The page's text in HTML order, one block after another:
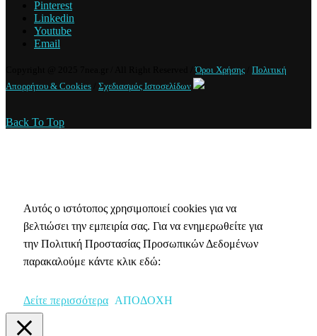
Pinterest
Linkedin
Youtube
Email
Copyright @ 2025 7nea.gr / All Right Reserved /Όροι Χρήσης
Πολιτική
Απορρήτου & Cookies
Σχεδιασμός Ιστοσελίδων
Back To Top
Αυτός ο ιστότοπος χρησιμοποιεί cookies για να
βελτιώσει την εμπειρία σας. Για να ενημερωθείτε για
την Πολιτική Προστασίας Προσωπικών Δεδομένων
παρακαλούμε κάντε κλικ εδώ:
Δείτε περισσότερα ΑΠΟΔΟΧΗ